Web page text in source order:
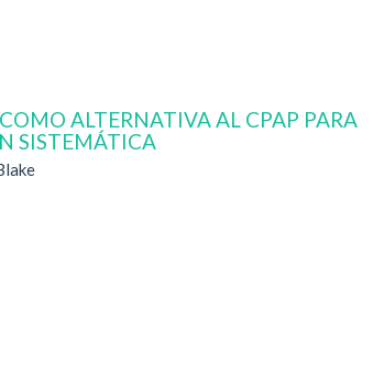
ALTERNATIVA AL CPAP PARA
SISTEMÁTICA